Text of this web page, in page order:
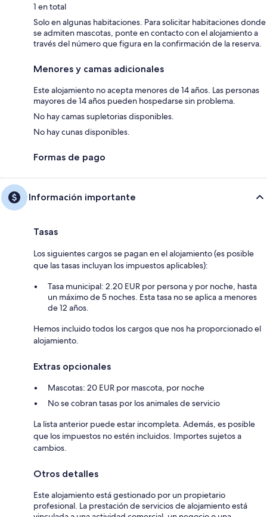
1 en total
Solo en algunas habitaciones. Para solicitar habitaciones donde
se admiten mascotas, ponte en contacto con el alojamiento a
través del número que figura en la confirmación de la reserva.
Menores y camas adicionales
Este alojamiento no acepta menores de 14 años. Las personas
mayores de 14 años pueden hospedarse sin problema.
No hay camas supletorias disponibles.
No hay cunas disponibles.
Formas de pago
Información importante
Tasas
Los siguientes cargos se pagan en el alojamiento (es posible
que las tasas incluyan los impuestos aplicables):
Tasa municipal: 2.20 EUR por persona y por noche, hasta
un máximo de 5 noches. Esta tasa no se aplica a menores
de 12 años.
Hemos incluido todos los cargos que nos ha proporcionado el
alojamiento.
Extras opcionales
Mascotas: 20 EUR por mascota, por noche
No se cobran tasas por los animales de servicio
La lista anterior puede estar incompleta. Además, es posible
que los impuestos no estén incluidos. Importes sujetos a
cambios.
Otros detalles
Este alojamiento está gestionado por un propietario
profesional. La prestación de servicios de alojamiento está